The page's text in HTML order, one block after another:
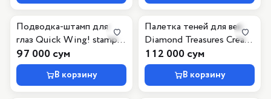
Подводка-штамп для
глаз Quick Wing! stamp
eyeliner
97 000 сум
В корзину
Палетка теней для век
Diamond Treasures Cream
to Powder Eyeshadow, 010
Hazel Spark
112 000 сум
В корзину